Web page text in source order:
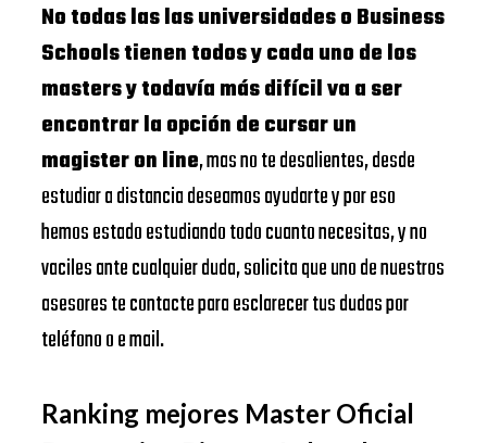
No todas las las universidades o Business
Schools tienen todos y cada uno de los
masters y todavía más difícil va a ser
encontrar la opción de cursar un
magister on line, mas no te desalientes, desde
estudiar a distancia deseamos ayudarte y por eso
hemos estado estudiando todo cuanto necesitas, y no
vaciles ante cualquier duda, solicita que uno de nuestros
asesores te contacte para esclarecer tus dudas por
teléfono o e mail.
Ranking mejores Master Oficial